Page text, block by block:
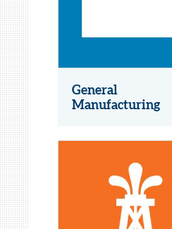
General
Manufacturing